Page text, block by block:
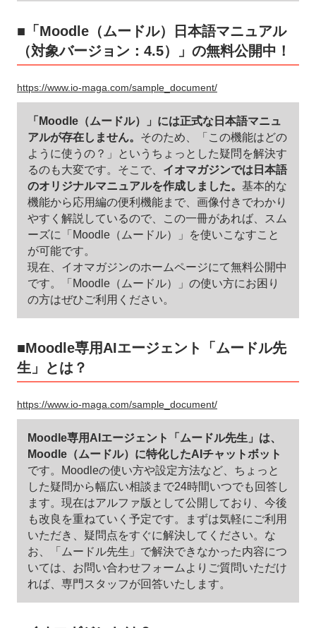
■「Moodle（ムードル）日本語マニュアル
（対象バージョン：4.5）」の無料公開中！
https://www.io-maga.com/sample_document/
「Moodle（ムードル）」には正式な日本語マニュ
アルが存在しません。 そのため、「この機能はどの
ように使うの？」というちょっとした疑問を解決す
るのも大変です。そこで、 イオマガジンでは日本語
のオリジナルマニュアルを作成しました。 基本的な
機能から応用編の便利機能まで、画像付きでわかり
やすく解説しているので、この一冊があれば、スム
ーズに「Moodle（ムードル）」を使いこなすこと
が可能です。
現在、イオマガジンのホームページにて無料公開中
です。「Moodle（ムードル）」の使い方にお困り
の方はぜひご利用ください。
■Moodle専用AIエージェント「ムードル先
生」とは？
https://www.io-maga.com/sample_document/
Moodle専用AIエージェント「ムードル先生」は、
Moodle（ムードル）に特化したAIチャットボット
です。Moodleの使い方や設定方法など、ちょっと
した疑問から幅広い相談まで24時間いつでも回答し
ます。現在はアルファ版として公開しており、今後
も改良を重ねていく予定です。まずは気軽にご利用
いただき、疑問点をすぐに解決してください。な
お、「ムードル先生」で解決できなかった内容につ
いては、お問い合わせフォームよりご質問いただけ
れば、専門スタッフが回答いたします。